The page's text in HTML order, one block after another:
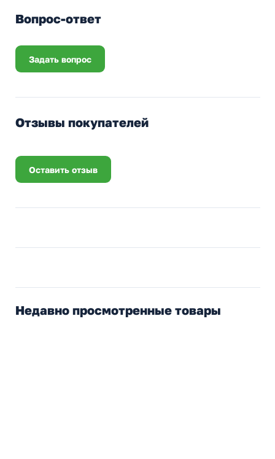
Вопрос-ответ
Задать вопрос
Отзывы покупателей
Оставить отзыв
Недавно просмотренные товары